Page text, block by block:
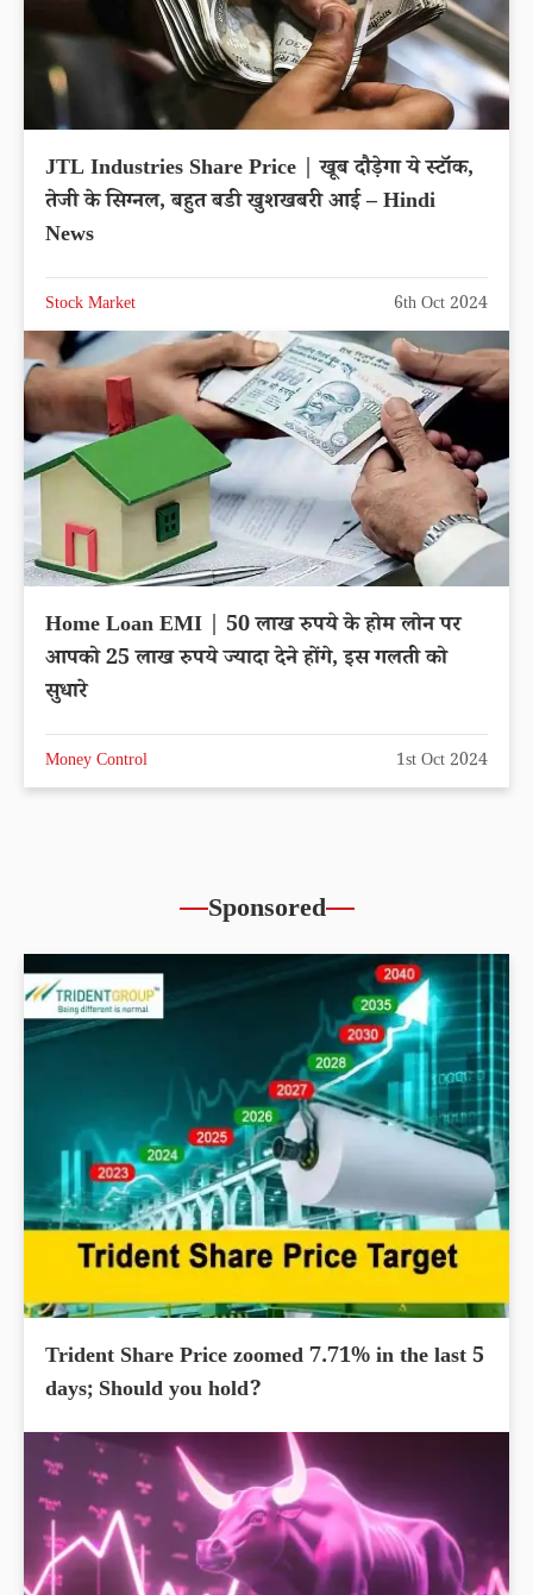
JTL Industries Share Price | खूब दौड़ेगा ये स्टॉक,
तेजी के सिग्‍नल, बहुत बडी खुशखबरी आई – Hindi
News
Stock Market 6th Oct 2024
Home Loan EMI | 50 लाख रुपये के होम लोन पर
आपको 25 लाख रुपये ज्यादा देने होंगे, इस गलती को
सुधारे
Money Control 1st Oct 2024
Sponsored
Trident Share Price zoomed 7.71% in the last 5
days; Should you hold?